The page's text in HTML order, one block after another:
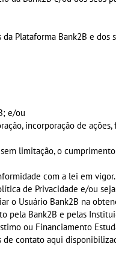
Plataforma Bank2B e dos
e/ou
incorporação de
limitação, o
com a lei em vigor.
de Privacidade e/ou
o Usuário Bank2B na
pela Bank2B e pelas
ou Financiamento
contato aqui